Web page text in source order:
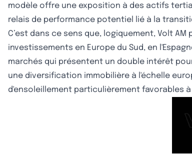
modèle offre une exposition à des actifs
relais de performance potentiel lié à la
C’est dans ce sens que, logiquement, Volt
investissements en Europe du Sud, en
marchés qui présentent un double intérêt
une diversification immobilière à l'échelle
d'ensoleillement particulièrement favorables